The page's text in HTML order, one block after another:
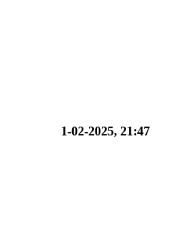
1-02-2025, 21:47